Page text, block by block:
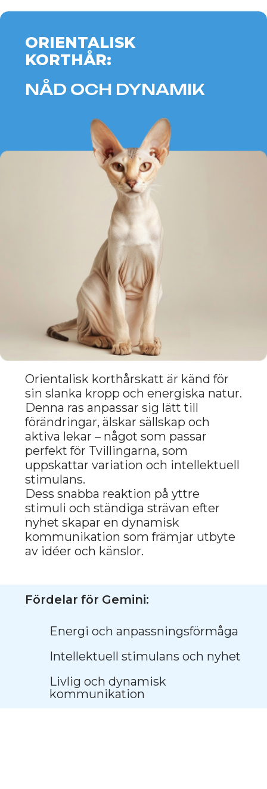
social förmåga, och upprätthåller ett
Fördelar för Gemini:
Miniatyrstorlek och hög energi
Lekfull och sällskaplig karaktär
Pixiebob är en ras som kombinerar
djärvhet och mjukhet, vilket tilltalar
Tvillingarna med sin starka energi.
Dessa katter har en självständig och
modig karaktär, men är samtidigt
kärleksfulla och vänliga.
Deras uttrycksfulla utseende och
dynamiska beteende stimulerar
intellektet och skapar en atmosfär av
ständig idéutbyte, vilket främjar
utvecklingen av kreativt tänkande.
Fördelar för Gemini:
Ljus personlighet och djärvhet
SJÄLVSTÄNDIGHET